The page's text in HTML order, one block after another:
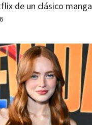
de un clásico manga